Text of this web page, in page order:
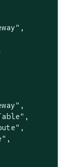
,
,
,
,
,